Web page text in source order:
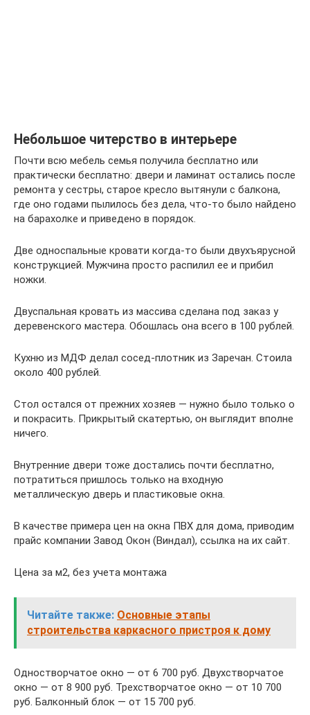
Небольшое читерство в интерьере
Почти всю мебель семья получила бесплатно или
практически бесплатно: двери и ламинат остались после
ремонта у сестры, старое кресло вытянули с балкона,
где оно годами пылилось без дела, что-то было найдено
на барахолке и приведено в порядок.
Две односпальные кровати когда-то были двухъярусной
конструкцией. Мужчина просто распилил ее и прибил
ножки.
Двуспальная кровать из массива сделана под заказ у
деревенского мастера. Обошлась она всего в 100 рублей.
Кухню из МДФ делал сосед-плотник из Заречан. Стоила
около 400 рублей.
Стол остался от прежних хозяев — нужно было только о
и покрасить. Прикрытый скатертью, он выглядит вполне
ничего.
Внутренние двери тоже достались почти бесплатно,
потратиться пришлось только на входную
металлическую дверь и пластиковые окна.
В качестве примера цен на окна ПВХ для дома, приводим
прайс компании Завод Окон (Виндал), ссылка на их сайт.
Цена за м2, без учета монтажа
Читайте также: Основные этапы
строительства каркасного пристроя к дому
Одностворчатое окно — от 6 700 руб. Двухстворчатое
окно — от 8 900 руб. Трехстворчатое окно — от 10 700
руб. Балконный блок — от 15 700 руб.